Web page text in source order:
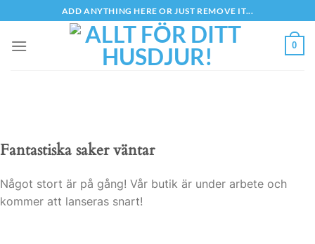
to
content
ADD ANYTHING HERE OR JUST REMOVE IT...
0
Fantastiska saker väntar
Något stort är på gång! Vår butik är under arbete och
kommer att lanseras snart!